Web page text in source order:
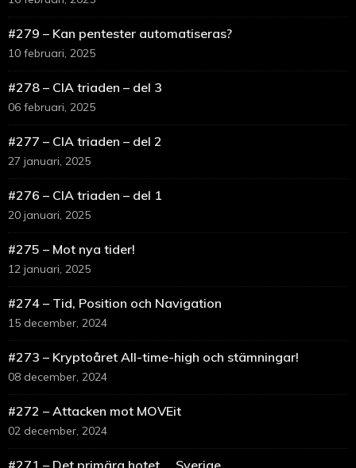
#279 – Kan pentester automatiseras?
10 februari, 2025
#278 – CIA triaden – del 3
06 februari, 2025
#277 – CIA triaden – del 2
27 januari, 2025
#276 – CIA triaden – del 1
20 januari, 2025
#275 – Mot nya tider!
12 januari, 2025
#274 – Tid, Position och Navigation
15 december, 2024
#273 – Kryptoåret All-time-high och stämningar!
08 december, 2024
#272 – Attacken mot MOVEit
02 december, 2024